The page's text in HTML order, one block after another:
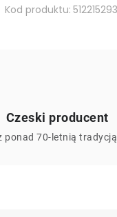
Kod produktu:
Czeski producent
ponad 70-letnią tradycją